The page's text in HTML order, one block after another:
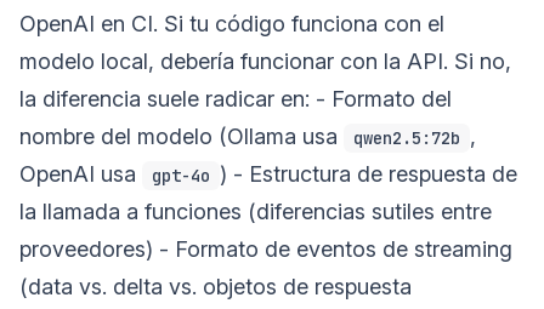
OpenAI en CI. Si tu código funciona con el
modelo local, debería funcionar con la API. Si no,
la diferencia suele radicar en: - Formato del
nombre del modelo (Ollama usa
qwen2.5:72b ,
OpenAI usa
gpt-4o ) - Estructura de respuesta de
la llamada a funciones (diferencias sutiles entre
proveedores) - Formato de eventos de streaming
(data vs. delta vs. objetos de respuesta